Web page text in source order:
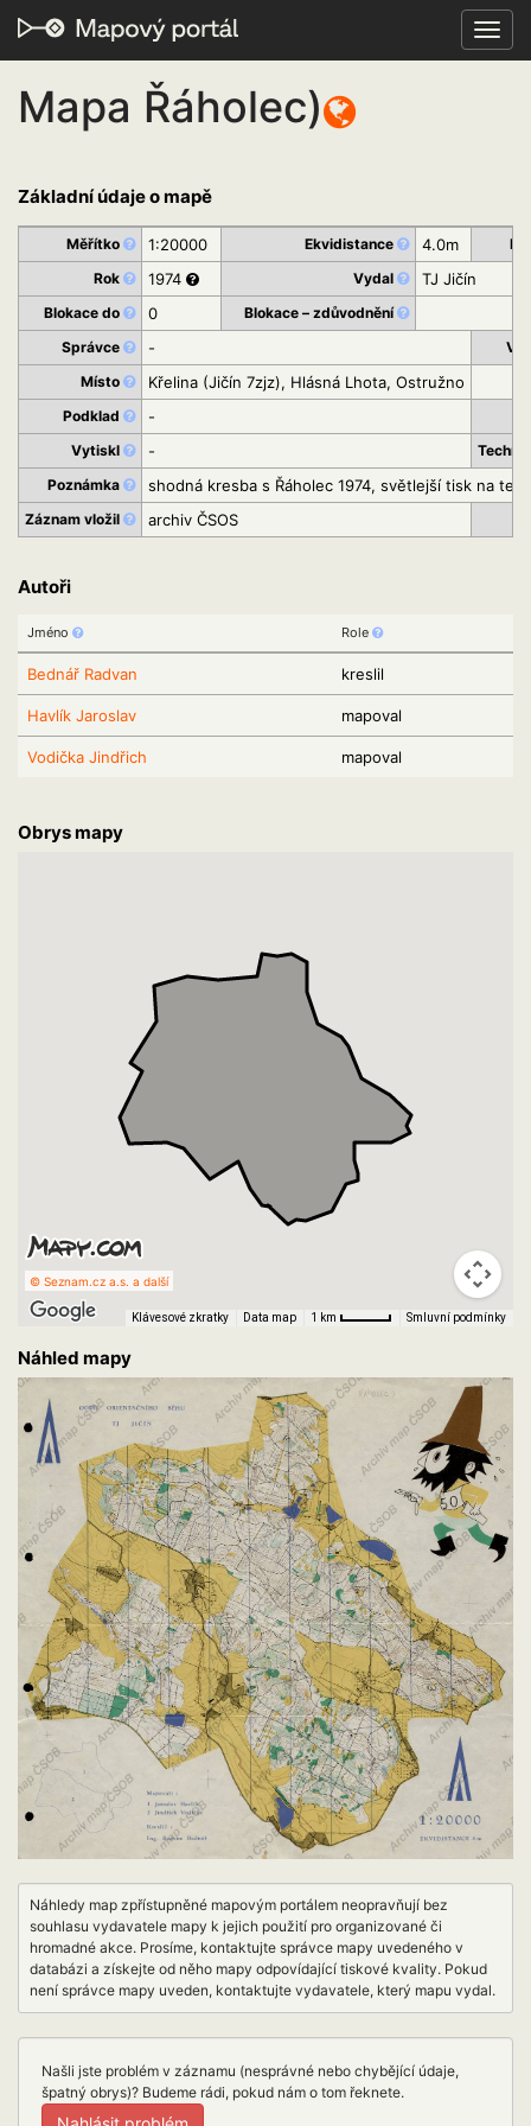
Mapa Řáholec)
Základní údaje o mapě
Měřítko 1:20000 Ekvidistance 4.0m
Rok
1974 Vydal TJ Jičín
Blokace do 0
Blokace – zdůvodnění
Správce
-
Místo
Křelina (Jičín 7zjz), Hlásná Lhota, Ostružno
Podklad -
Vytiskl -
Poznámka
shodná kresba s Řáholec 1974, světlejší tisk na
Záznam vložil archiv ČSOS
Autoři
Jméno Role
Bednář Radvan kreslil
Havlík Jaroslav mapoval
Vodička Jindřich mapoval
Obrys mapy
Klávesové zkratky Data map 1 km Smluvní podmínky
© Seznam.cz a.s. a další
Náhled mapy
Náhledy map zpřístupněné mapovým portálem neopravňují bez
souhlasu vydavatele mapy k jejich použití pro organizované či
hromadné akce. Prosíme, kontaktujte správce mapy uvedeného v
databázi a získejte od něho mapy odpovídající tiskové kvality. Pokud
není správce mapy uveden, kontaktujte vydavatele, který mapu vydal.
Našli jste problém v záznamu (nesprávné nebo chybějící údaje,
špatný obrys)? Budeme rádi, pokud nám o tom řeknete.